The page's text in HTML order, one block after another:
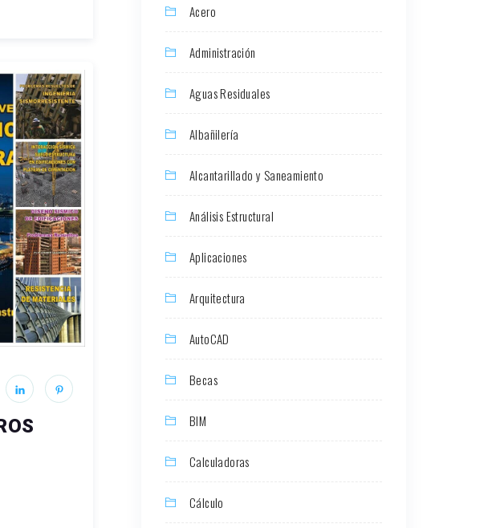
Acero
Administración
Aguas Residuales
Albañilería
Alcantarillado y Saneamiento
Análisis Estructural
Aplicaciones
Arquitectura
AutoCAD
Becas
BIM
Calculadoras
Cálculo